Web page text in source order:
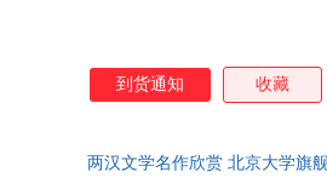
到货通知 收藏
两汉文学名作欣赏 北京大学旗